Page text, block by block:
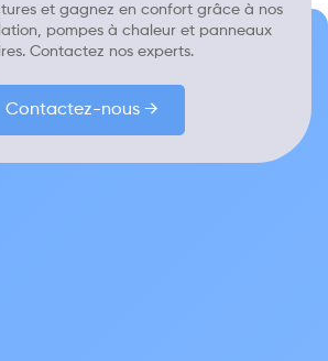
et gagnez en confort grâce à nos
pompes à chaleur et panneaux
Contactez nos experts.
Contactez-nous →